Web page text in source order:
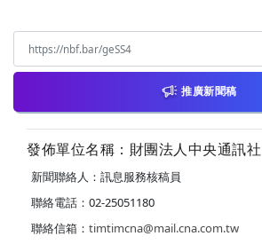
推廣新聞稿
發佈單位名稱：財團法人中央通訊社
新聞聯絡人：訊息服務核稿員
聯絡電話：02-25051180
聯絡信箱： timtimcna@mail.cna.com.tw